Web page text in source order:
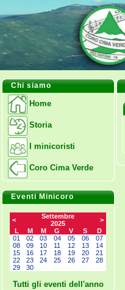
Chi siamo
Home
Storia
I minicoristi
Coro Cima Verde
Eventi Minicoro
<
Settembre
2025
>
L
M M G V S
D
01
02 03 04 05 06
07
08
09 10 11 12 13
14
15
16 17 18 19 20
21
22
23 24 25 26 27
28
29
30
Tutti gli eventi dell'anno